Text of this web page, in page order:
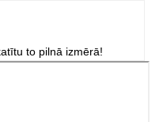
to pilnā izmērā!